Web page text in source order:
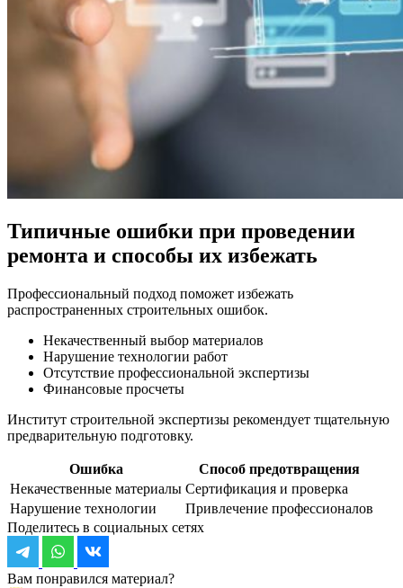
Типичные ошибки при проведении
ремонта и способы их избежать
Профессиональный подход поможет избежать
распространенных строительных ошибок.
Некачественный выбор материалов
Нарушение технологии работ
Отсутствие профессиональной экспертизы
Финансовые просчеты
Институт строительной экспертизы рекомендует тщательную
предварительную подготовку.
Ошибка
Способ предотвращения
Некачественные материалы Сертификация и проверка
Нарушение технологии
Привлечение профессионалов
Поделитесь в социальных сетях
Вам понравился материал?